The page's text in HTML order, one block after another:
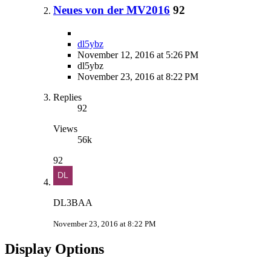
Neues von der MV2016 92
dl5ybz
November 12, 2016 at 5:26 PM
dl5ybz
November 23, 2016 at 8:22 PM
Replies
92
Views
56k
92
DL3BAA
November 23, 2016 at 8:22 PM
Display Options